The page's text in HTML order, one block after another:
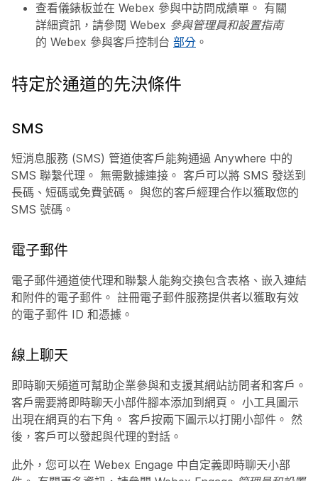
查看儀錶板並在 Webex 參與中訪問成績單。 有關
詳細資訊，請參閱 Webex 參與管理員和設置指南
的 Webex 參與客戶控制台 部分 。
特定於通道的先決條件
SMS
短消息服務 (SMS) 管道使客戶能夠通過 Anywhere 中的
SMS 聯繫代理。 無需數據連接。 客戶可以將 SMS 發送到
長碼、短碼或免費號碼。 與您的客戶經理合作以獲取您的
SMS 號碼。
電子郵件
電子郵件通道使代理和聯繫人能夠交換包含表格、嵌入連結
和附件的電子郵件。 註冊電子郵件服務提供者以獲取有效
的電子郵件 ID 和憑據。
線上聊天
即時聊天頻道可幫助企業參與和支援其網站訪問者和客戶。
客戶需要將即時聊天小部件腳本添加到網頁。 小工具圖示
出現在網頁的右下角。 客戶按兩下圖示以打開小部件。 然
後，客戶可以發起與代理的對話。
此外，您可以在 Webex Engage 中自定義即時聊天小部